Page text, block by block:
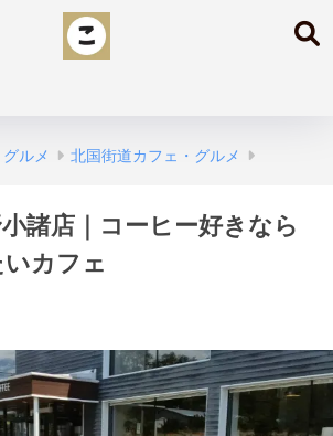
ルメ 北国街道カフェ・グルメ
諸店｜コーヒー好きなら
カフェ